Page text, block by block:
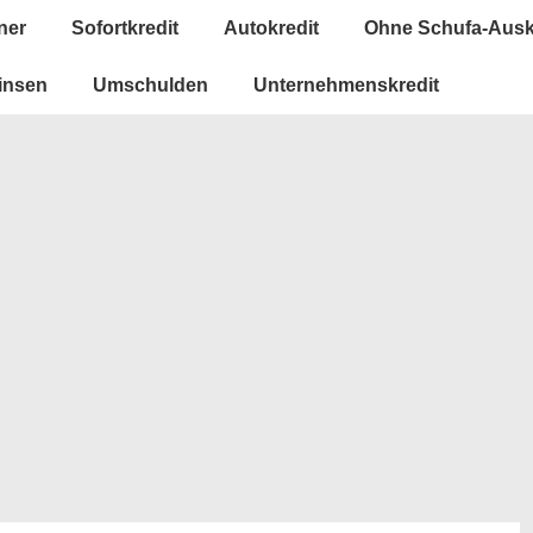
Sofortkredit Autokredit Ohne Schufa-
Umschulden Unternehmenskredit